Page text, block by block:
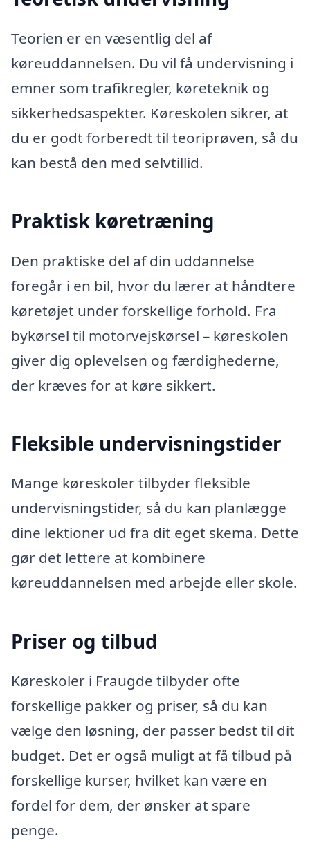
Teorien er en væsentlig del af
køreuddannelsen. Du vil få undervisning i
emner som trafikregler, køreteknik og
sikkerhedsaspekter. Køreskolen sikrer, at
du er godt forberedt til teoriprøven, så du
kan bestå den med selvtillid.
Praktisk køretræning
Den praktiske del af din uddannelse
foregår i en bil, hvor du lærer at håndtere
køretøjet under forskellige forhold. Fra
bykørsel til motorvejskørsel – køreskolen
giver dig oplevelsen og færdighederne,
der kræves for at køre sikkert.
Fleksible undervisningstider
Mange køreskoler tilbyder fleksible
undervisningstider, så du kan planlægge
dine lektioner ud fra dit eget skema. Dette
gør det lettere at kombinere
køreuddannelsen med arbejde eller skole.
Priser og tilbud
Køreskoler i Fraugde tilbyder ofte
forskellige pakker og priser, så du kan
vælge den løsning, der passer bedst til dit
budget. Det er også muligt at få tilbud på
forskellige kurser, hvilket kan være en
fordel for dem, der ønsker at spare
penge.